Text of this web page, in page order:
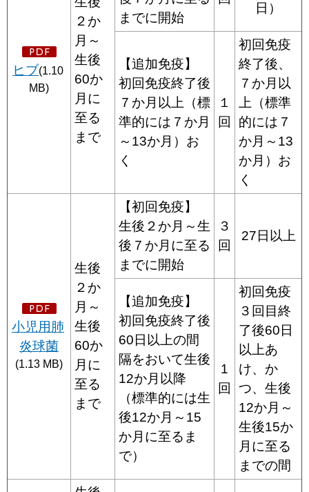
ヒブ(1.10
MB)
２か
月～
生後
60か
月に
至る
まで
までに開始
日）
【追加免疫】
初回免疫終了後
７か月以上（標
準的には７か月
～13か月）お
く
１
回
初回免疫
終了後、
７か月以
上（標準
的には７
か月～13
か月）お
く
小児用肺
炎球菌
(1.13 MB)
生後
２か
月～
生後
60か
月に
至る
まで
【初回免疫】
生後２か月～生
後７か月に至る
までに開始
３
回
27日以上
【追加免疫】
初回免疫終了後
60日以上の間
隔をおいて生後
12か月以降
（標準的には生
後12か月～15
か月に至るま
で）
1
回
初回免疫
３回目終
了後60日
以上あ
け、か
つ、生後
12か月～
生後15か
月に至る
までの間